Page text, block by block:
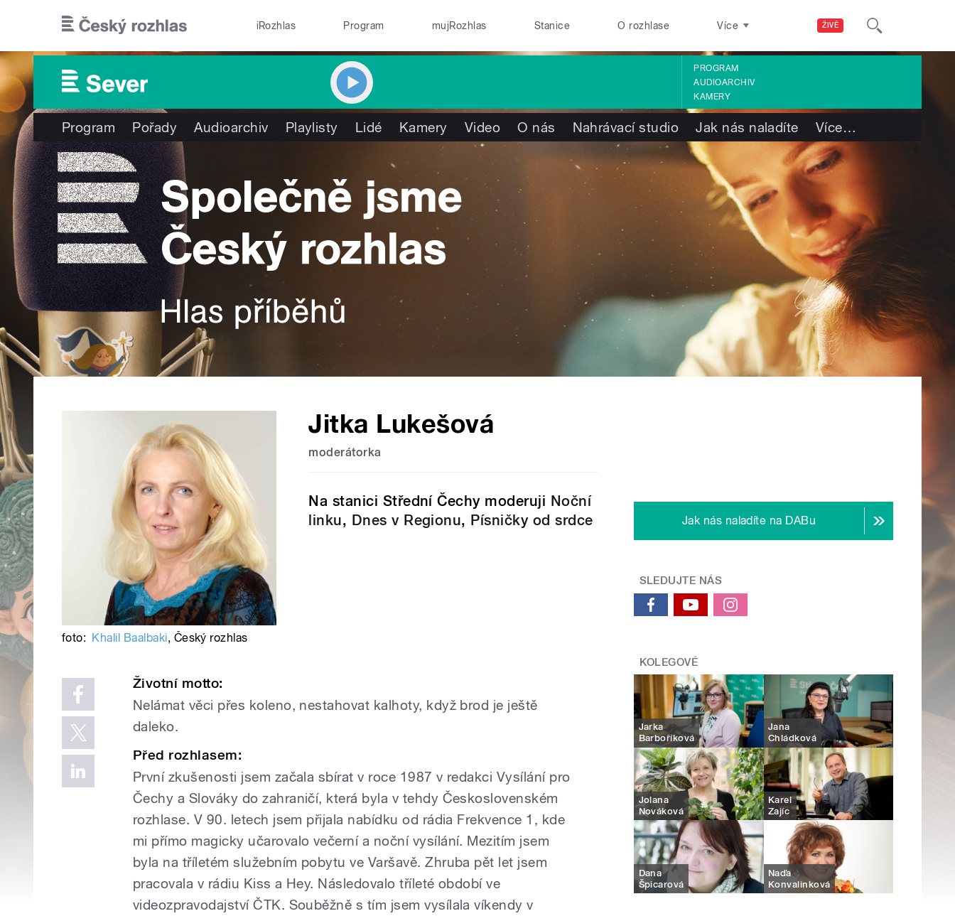
ŽIVĚ
iRozhlas Program mujRozhlas Stanice O rozhlase Více
PROGRAM
AUDIOARCHIV
KAMERY
Program Pořady Audioarchiv Playlisty Lidé Kamery Video O nás Nahrávací studio Jak nás naladíte Více…
Jitka Lukešová
moderátorka
Na stanici Střední Čechy moderuji Noční
linku, Dnes v Regionu, Písničky od srdce
foto: Khalil Baalbaki, Český rozhlas
Životní motto:
Nelámat věci přes koleno, nestahovat kalhoty, když brod je ještě
daleko.
Před rozhlasem:
První zkušenosti jsem začala sbírat v roce 1987 v redakci Vysílání pro
Čechy a Slováky do zahraničí, která byla v tehdy Československém
rozhlase. V 90. letech jsem přijala nabídku od rádia Frekvence 1, kde
mi přímo magicky učarovalo večerní a noční vysílání. Mezitím jsem
byla na tříletém služebním pobytu ve Varšavě. Zhruba pět let jsem
pracovala v rádiu Kiss a Hey. Následovalo tříleté období ve
videozpravodajství ČTK. Souběžně s tím jsem vysílala víkendy v
Jak nás naladíte na DABu
SLEDUJTE NÁS
KOLEGOVÉ
Jarka
Barboříková
Jana
Chládková
Jolana
Nováková
Karel
Zajíc
Dana
Špicarová
Naďa
Konvalinková